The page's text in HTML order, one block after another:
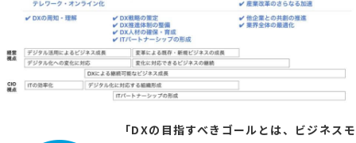
「DXの目指すべきゴールとは、ビジネスモ